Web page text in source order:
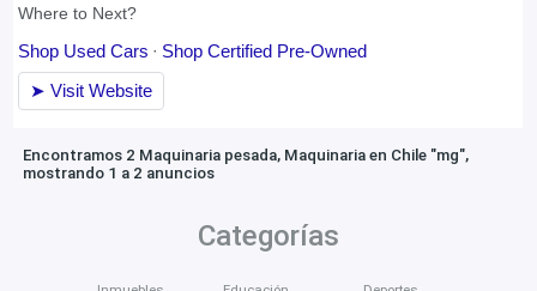
Encontramos 2 Maquinaria pesada, Maquinaria en Chile "mg",
mostrando 1 a 2 anuncios
Categorías